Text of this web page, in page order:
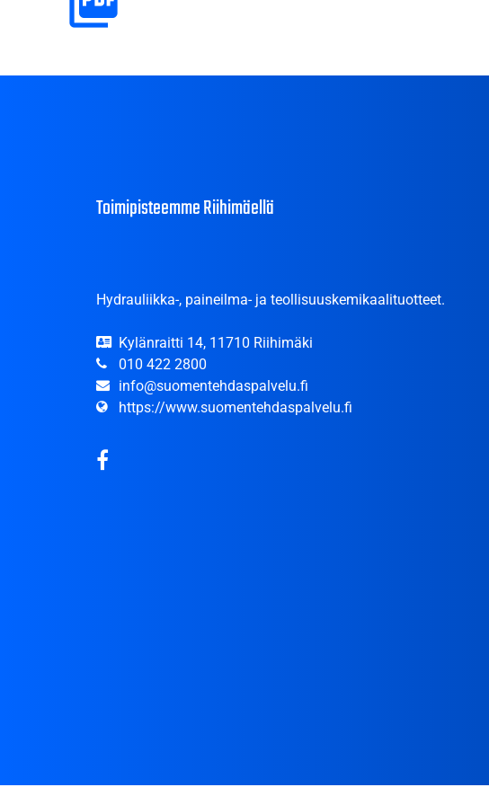
Toimipisteemme Riihimäellä
Hydrauliikka-, paineilma- ja teollisuuskemikaalituotteet.
Kylänraitti 14, 11710 Riihimäki
010 422 2800
info@suomentehdaspalvelu.fi
https://www.suomentehdaspalvelu.fi